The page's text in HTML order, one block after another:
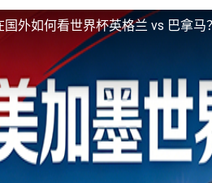
国外如何看世界杯英格兰 vs 巴拿